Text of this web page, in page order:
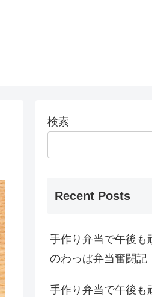
検索
Recent Posts
手作り弁当で午後も
のわっぱ弁当奮闘記
手作り弁当で午後も